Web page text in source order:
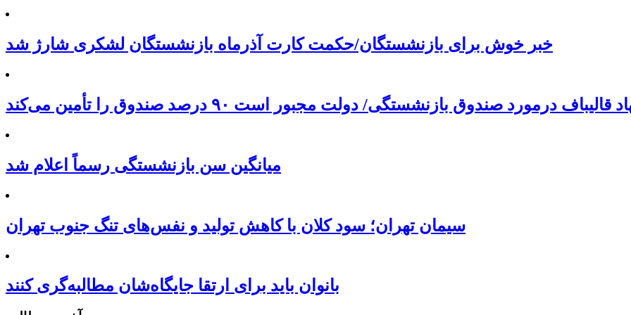
خبر خوش برای بازنشستگان/حکمت کارت آذرماه بازنشستگان لشکری شارژ شد
قالیباف درمورد صندوق بازنشستگی/ دولت مجبور است ۹۰ درصد صندوق را تأمین می‌کند
میانگین سن بازنشستگی رسماً اعلام شد
سیمان تهران؛ سود کلان با کاهش تولید و نفس‌های تنگ جنوب تهران
بانوان باید برای ارتقا جایگاه‌شان مطالبه‌گری کنند